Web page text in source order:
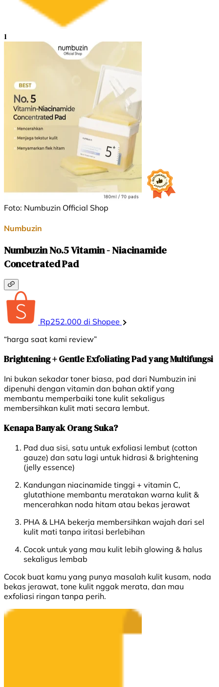
1
Foto: Numbuzin Official Shop
Numbuzin
Numbuzin No.5 Vitamin - Niacinamide
Concetrated Pad
Rp252.000 di Shopee
“harga saat kami review”
Brightening + Gentle Exfoliating Pad yang Multifungsi
Ini bukan sekadar toner biasa, pad dari Numbuzin ini
dipenuhi dengan vitamin dan bahan aktif yang
membantu memperbaiki tone kulit sekaligus
membersihkan kulit mati secara lembut.
Kenapa Banyak Orang Suka?
Pad dua sisi, satu untuk exfoliasi lembut (cotton
gauze) dan satu lagi untuk hidrasi & brightening
(jelly essence)
Kandungan niacinamide tinggi + vitamin C,
glutathione membantu meratakan warna kulit &
mencerahkan noda hitam atau bekas jerawat
PHA & LHA bekerja membersihkan wajah dari sel
kulit mati tanpa iritasi berlebihan
Cocok untuk yang mau kulit lebih glowing & halus
sekaligus lembab
Cocok buat kamu yang punya masalah kulit kusam, noda
bekas jerawat, tone kulit nggak merata, dan mau
exfoliasi ringan tanpa perih.